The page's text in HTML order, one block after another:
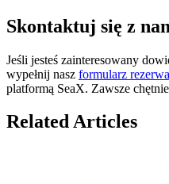
Skontaktuj się z
Jeśli jesteś zainteresowany
wypełnij nasz formularz
platformą SeaX. Zawsze
Related Articles